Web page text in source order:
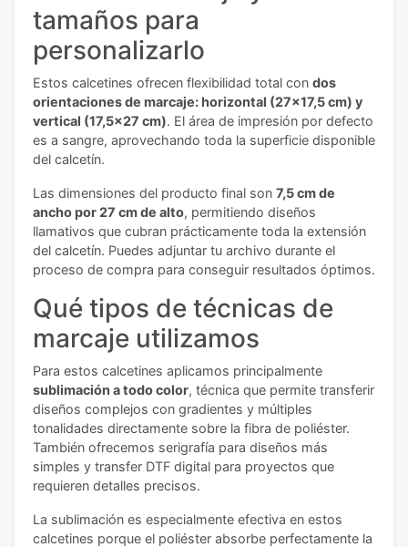
tamaños para
personalizarlo
Estos calcetines ofrecen flexibilidad total con dos
orientaciones de marcaje: horizontal (27x17,5 cm) y
vertical (17,5x27 cm). El área de impresión por defecto
es a sangre, aprovechando toda la superficie disponible
del calcetín.
Las dimensiones del producto final son 7,5 cm de
ancho por 27 cm de alto, permitiendo diseños
llamativos que cubran prácticamente toda la extensión
del calcetín. Puedes adjuntar tu archivo durante el
proceso de compra para conseguir resultados óptimos.
Qué tipos de técnicas de
marcaje utilizamos
Para estos calcetines aplicamos principalmente
sublimación a todo color, técnica que permite transferir
diseños complejos con gradientes y múltiples
tonalidades directamente sobre la fibra de poliéster.
También ofrecemos serigrafía para diseños más
simples y transfer DTF digital para proyectos que
requieren detalles precisos.
La sublimación es especialmente efectiva en estos
calcetines porque el poliéster absorbe perfectamente la